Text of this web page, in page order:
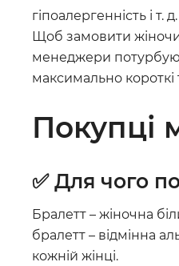
гіпоалергенність і т. д.
Щоб замовити
менеджери
максимально короткі
Покупці
✅ Для чого
Бралетт – жіночна
бралетт – відмінна
кожній жінці.